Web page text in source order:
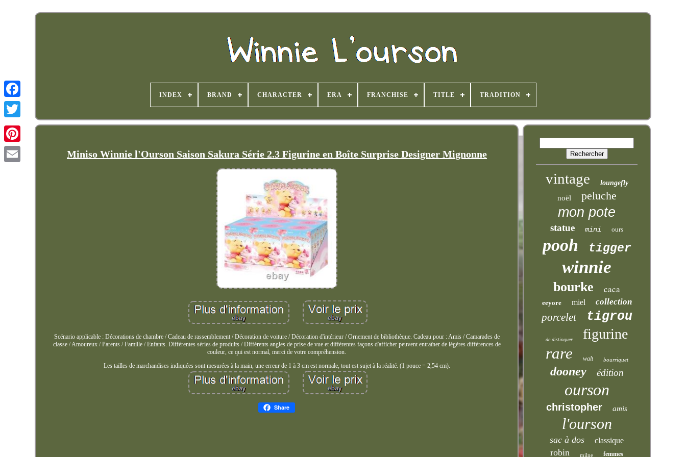
INDEX BRAND CHARACTER ERA FRANCHISE TITLE TRADITION
Miniso Winnie l'Ourson Saison Sakura Série 2.3 Figurine en Boîte Surprise Designer Mignonne
Scénario applicable : Décorations de chambre / Cadeau de rassemblement / Décoration de voiture / Décoration d'intérieur / Ornement de bibliothèque. Cadeau pour : Amis / Camarades de
classe / Amoureux / Parents / Famille / Enfants. Différentes séries de produits / Différents angles de prise de vue et différentes façons d'afficher peuvent entraîner de légères différences de
couleur, ce qui est normal, merci de votre compréhension.
Les tailles de marchandises indiquées sont mesurées à la main, une erreur de 1 à 3 cm est normale, tout est sujet à la réalité. (1 pouce = 2,54 cm).
Share
vintage loungefly
noël peluche
mon pote
statue mini ours
pooh tigger
winnie
bourke caca
eeyore miel collection
porcelet tigrou
de distinguer figurine
rare walt bourriquet
dooney édition
ourson
christopher amis
l'ourson
sac à dos classique
robin milne femmes